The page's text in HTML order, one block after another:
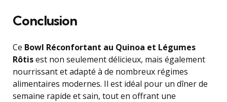
Conclusion
Ce Bowl Réconfortant au Quinoa et Légumes
Rôtisest non seulement délicieux, mais également
nourrissant et adapté à de nombreux régimes
alimentaires modernes. Il est idéal pour un dîner de
semaine rapide et sain, tout en offrant une